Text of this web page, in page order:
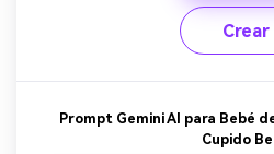
Crear
Prompt Gemini AI para Bebé
Cupido